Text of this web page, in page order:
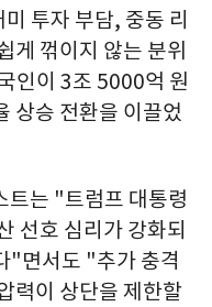
투자 부담, 중동 리
게 꺾이지 않는 분위
인이 3조 5000억 원
상승 전환을 이끌었
트는 "트럼프 대통령
선호 심리가 강화되
"면서도 "추가 충격
력이 상단을 제한할